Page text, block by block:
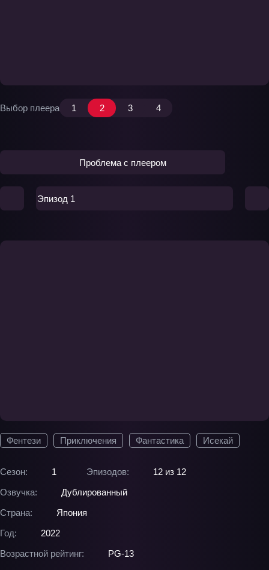
Фентези Приключения Фантастика Исекай
Сезон: 1 Эпизодов:
12 из 12
Озвучка:
Дублированный
Страна:
Япония
Год:
2022
Возрастной рейтинг:
PG-13
Выбор плеера 1 2 3 4
Проблема с плеером
Эпизод 1